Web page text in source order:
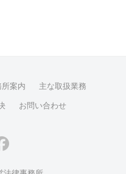
案内 主な取扱業務
お問い合わせ
Facebook